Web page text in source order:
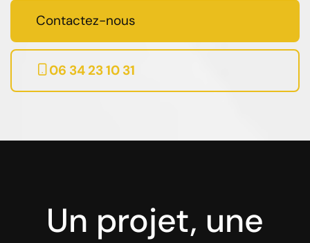
Contactez-nous
06 34 23 10 31
Un projet, une